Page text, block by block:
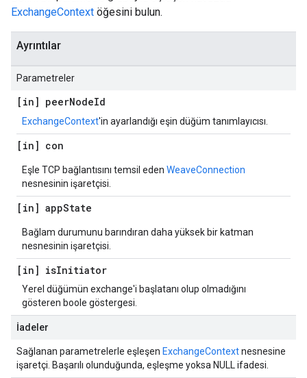
ExchangeContext öğesini bulun.
Ayrıntılar
Parametreler
[in] peerNodeId
ExchangeContext'in ayarlandığı eşin düğüm tanımlayıcısı.
[in] con
Eşle TCP bağlantısını temsil eden WeaveConnection
nesnesinin işaretçisi.
[in] appState
Bağlam durumunu barındıran daha yüksek bir katman
nesnesinin işaretçisi.
[in] isInitiator
Yerel düğümün exchange'i başlatanı olup olmadığını
gösteren boole göstergesi.
İadeler
Sağlanan parametrelerle eşleşen ExchangeContextnesnesine
işaretçi. Başarılı olunduğunda, eşleşme yoksa NULL ifadesi.